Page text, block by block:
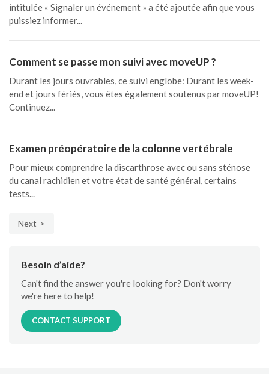
intitulée « Signaler un événement » a été ajoutée afin que vous
puissiez informer...
Comment se passe mon suivi avec moveUP ?
Durant les jours ouvrables, ce suivi englobe: Durant les week-
end et jours fériés, vous êtes également soutenus par moveUP!
Continuez...
Examen préopératoire de la colonne vertébrale
Pour mieux comprendre la discarthrose avec ou sans sténose
du canal rachidien et votre état de santé général, certains
tests...
Next
Besoin d’aide?
Can't find the answer you're looking for? Don't worry
we're here to help!
CONTACT SUPPORT